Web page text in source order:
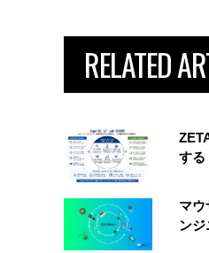
RELATED
する
マ
ンジ